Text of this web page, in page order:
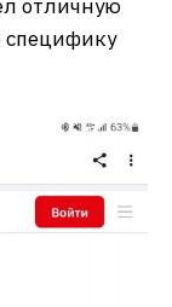
отличную